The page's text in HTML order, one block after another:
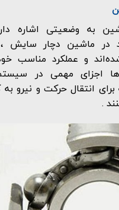
به وضعیتی اشاره
در ماشین دچار سایش
و عملکرد مناسب
اجزای مهمی در
انتقال حرکت و نیرو
.